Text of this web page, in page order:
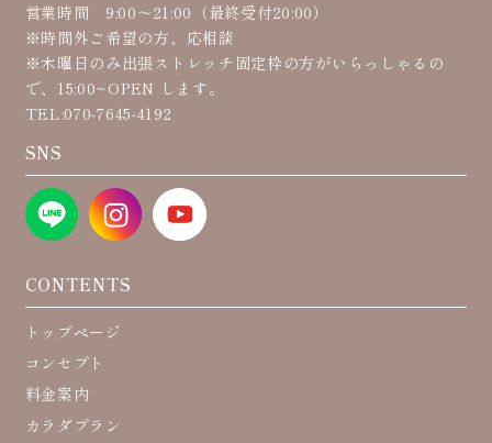
営業時間 9:00〜21:00（最終受付20:00）
※時間外ご希望の方、応相談
※木曜日のみ出張ストレッチ固定枠の方がいらっしゃるの
で、15:00~OPEN します。
TEL:070-7645-4192
SNS
CONTENTS
トップページ
コンセプト
料金案内
カラダプラン